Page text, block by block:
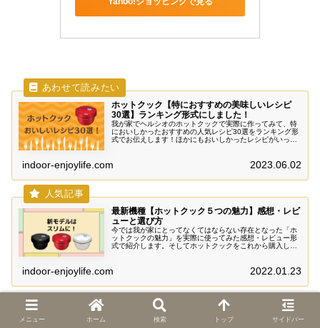
ホットクック【特におすすめの美味しいレシピ
30選】ランキング形式にしました！
我が家でヘルシオのホットクックで実際に作ってみて、特
においしかったおすすめの人気レシピ30選をランキング形
式でお伝えします！ほかにもおいしかったレシピがいっぱ
indoor-enjoylife.com 2023.06.02
最新機種【ホットクック５つの魅力】感想・レビ
ューと選び方
今では我が家にとってなくてはならない存在となった「ホ
ットクックの魅力」を実際に使ってみた感想・レビュー形
式で紹介します。そしてホットクックをこれから購入して
indoor-enjoylife.com 2022.01.23
メニュー ホーム 検索 トップ サイドバー